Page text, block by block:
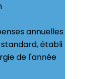
annuelles
établi
de l'année